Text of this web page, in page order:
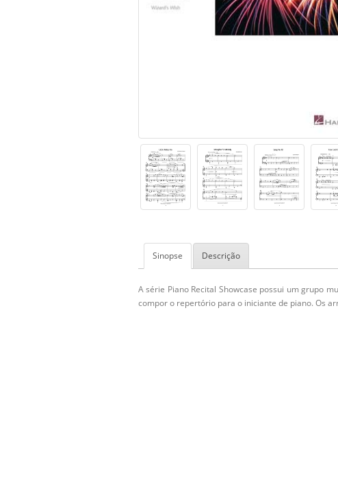
Sinopse Descrição
A série Piano Recital Showcase possui um grupo
compor o repertório para o iniciante de piano. Os